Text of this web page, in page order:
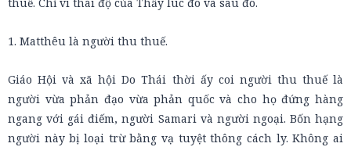
1. Matthêu là người thu thuế.
Giáo Hội và xã hội Do Thái thời ấy coi người thu thuế là
người vừa phản đạo vừa phản quốc và cho họ đứng hàng
ngang với gái điếm, người Samari và người ngoại. Bốn hạng
người này bị loại trừ bằng vạ tuyệt thông cách ly. Không ai